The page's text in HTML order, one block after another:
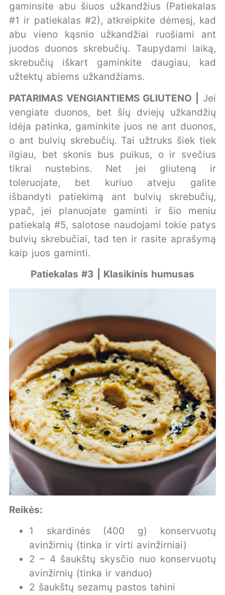
gaminsite abu šiuos užkandžius (Patiekalas
#1 ir patiekalas #2), atkreipkite dėmesį, kad
abu vieno kąsnio užkandžiai ruošiami ant
juodos duonos skrebučių. Taupydami laiką,
skrebučių iškart gaminkite daugiau, kad
užtektų abiems užkandžiams.
PATARIMAS VENGIANTIEMS GLIUTENO |
Jei
vengiate duonos, bet šių dviejų užkandžių
idėja patinka, gaminkite juos ne ant duonos,
o ant bulvių skrebučių. Tai užtruks šiek tiek
ilgiau, bet skonis bus puikus, o ir svečius
tikrai nustebins. Net jei gliuteną ir
toleruojate, bet kuriuo atveju galite
išbandyti patiekimą ant bulvių skrebučių,
ypač, jei planuojate gaminti ir šio meniu
patiekalą #5, salotose naudojami tokie patys
bulvių skrebučiai, tad ten ir rasite aprašymą
kaip juos gaminti.
Patiekalas #3 | Klasikinis humusas
Reikės:
1 skardinės (400 g) konservuotų
avinžirnių (tinka ir virti avinžirniai)
2 – 4 šaukštų skysčio nuo konservuotų
avinžirnių (tinka ir vanduo)
2 šaukštų sezamų pastos tahini